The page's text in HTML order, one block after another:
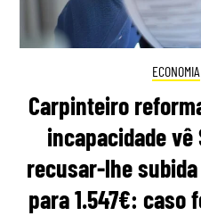
ECONOMIA
Carpinteiro
incapacidade vê
recusar-lhe
para 1.547€: caso